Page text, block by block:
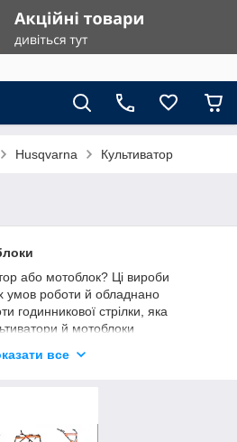
Husqvarna Культиватор
або мотоблок? Ці вироби
умов роботи й обладнано
годинникової стрілки, яка
й мотоблоки
для забезпечення комфорту
все